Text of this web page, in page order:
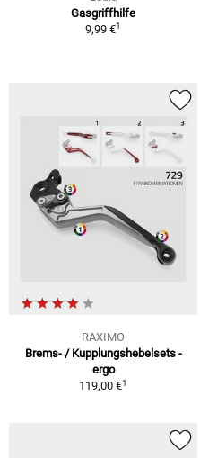
Gasgriffhilfe
9,99 €1
RAXIMO
Brems- / Kupplungshebelsets -
ergo
119,00 €1